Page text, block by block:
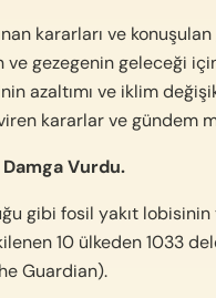
kararları ve
ve gezegenin geleceği
azaltımı ve iklim
kararlar ve gündem
Damga Vurdu.
gibi fosil yakıt lobisinin
10 ülkeden 1033
Guardian).